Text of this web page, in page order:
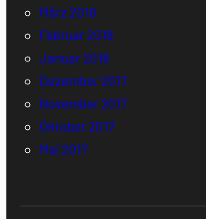
März 2018
Februar 2018
Januar 2018
Dezember 2017
November 2017
Oktober 2017
Mai 2017